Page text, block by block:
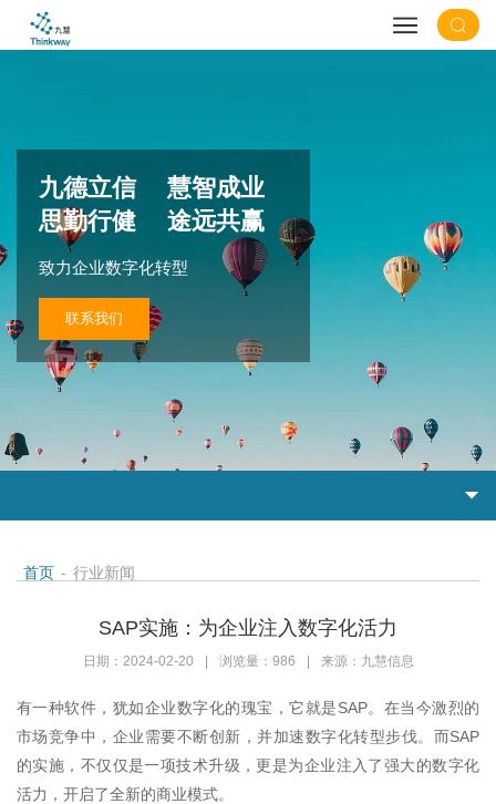
九德立信 慧智成业
思勤行健 途远共赢
致力企业数字化转型
联系我们
首页 - 行业新闻
SAP实施：为企业注入数字化活力
日期：2024-02-20 浏览量：986 来源：九慧信息
有一种软件，犹如企业数字化的瑰宝，它就是SAP。在当今激烈的
市场竞争中，企业需要不断创新，并加速数字化转型步伐。而SAP
的实施，不仅仅是一项技术升级，更是为企业注入了强大的数字化
活力，开启了全新的商业模式。